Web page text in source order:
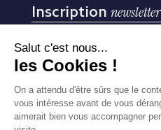
Inscription newsletter
conseils d’experts
m'inscrire